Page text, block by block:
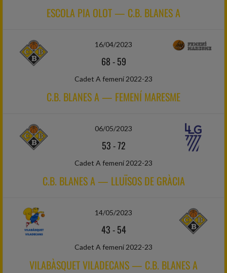
ESCOLA PIA OLOT — C.B. BLANES A
16/04/2023
68-59
Cadet A femení 2022-23
C.B. BLANES A — FEMENÍ MARESME
06/05/2023
53-72
Cadet A femení 2022-23
C.B. BLANES A — LLUÏSOS DE GRÀCIA
14/05/2023
43-54
Cadet A femení 2022-23
VILABÀSQUET VILADECANS — C.B. BLANES A